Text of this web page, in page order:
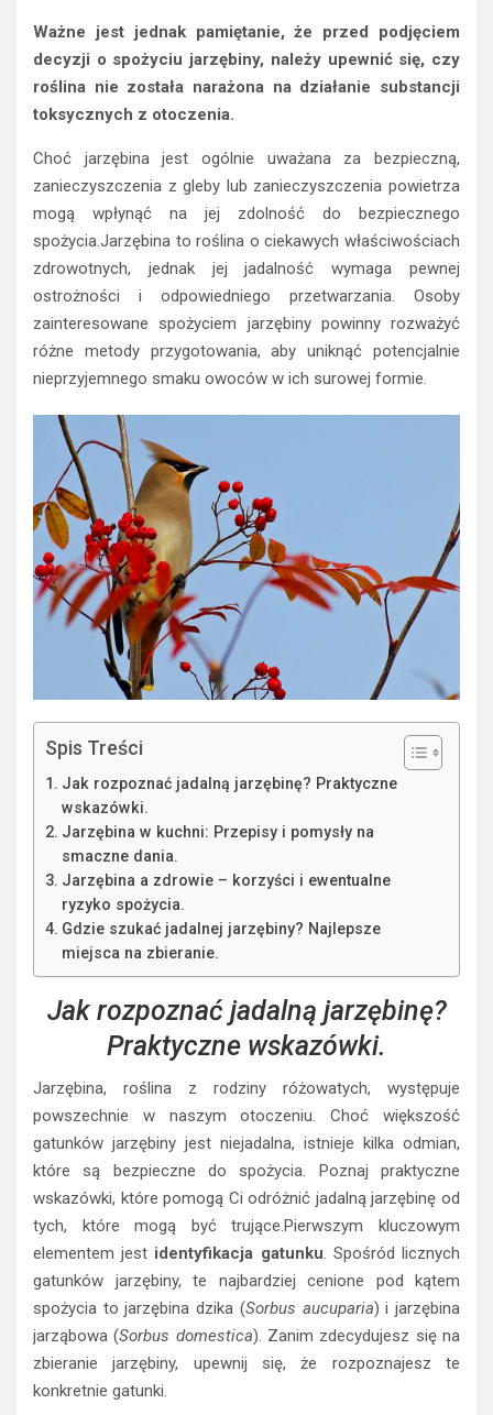
Ważne jest jednak pamiętanie, że przed podjęciem
decyzji o spożyciu jarzębiny, należy upewnić się, czy
roślina nie została narażona na działanie substancji
toksycznych z otoczenia.
Choć jarzębina jest ogólnie uważana za bezpieczną,
zanieczyszczenia z gleby lub zanieczyszczenia powietrza
mogą wpłynąć na jej zdolność do bezpiecznego
spożycia.Jarzębina to roślina o ciekawych właściwościach
zdrowotnych, jednak jej jadalność wymaga pewnej
ostrożności i odpowiedniego przetwarzania. Osoby
zainteresowane spożyciem jarzębiny powinny rozważyć
różne metody przygotowania, aby uniknąć potencjalnie
nieprzyjemnego smaku owoców w ich surowej formie.
Spis Treści
Jak rozpoznać jadalną jarzębinę? Praktyczne
wskazówki.
Jarzębina w kuchni: Przepisy i pomysły na
smaczne dania.
Jarzębina a zdrowie – korzyści i ewentualne
ryzyko spożycia.
Gdzie szukać jadalnej jarzębiny? Najlepsze
miejsca na zbieranie.
Jak rozpoznać jadalną jarzębinę?
Praktyczne wskazówki.
Jarzębina, roślina z rodziny różowatych, występuje
powszechnie w naszym otoczeniu. Choć większość
gatunków jarzębiny jest niejadalna, istnieje kilka odmian,
które są bezpieczne do spożycia. Poznaj praktyczne
wskazówki, które pomogą Ci odróżnić jadalną jarzębinę od
tych, które mogą być trujące.Pierwszym kluczowym
elementem jest identyfikacja gatunku . Spośród licznych
gatunków jarzębiny, te najbardziej cenione pod kątem
spożycia to jarzębina dzika (Sorbus aucuparia) i jarzębina
jarząbowa (Sorbus domestica). Zanim zdecydujesz się na
zbieranie jarzębiny, upewnij się, że rozpoznajesz te
konkretnie gatunki.